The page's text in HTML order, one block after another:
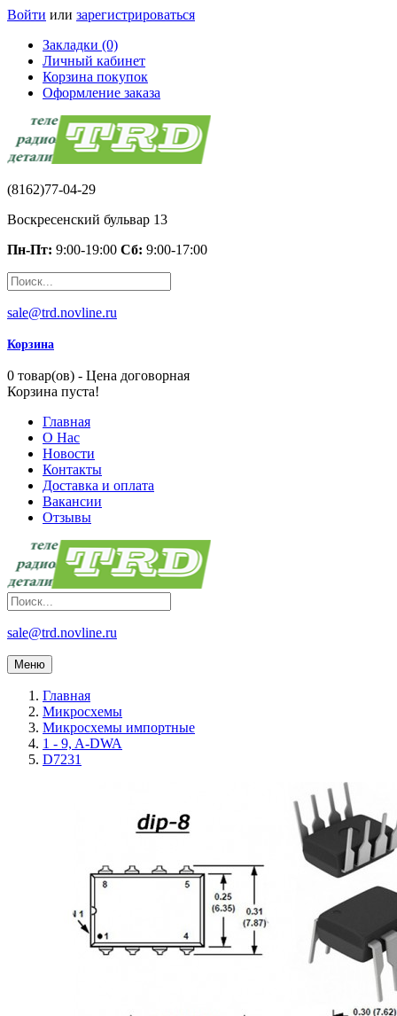
Войти или зарегистрироваться
Закладки (0)
Личный кабинет
Корзина покупок
Оформление заказа
(8162)77-04-29
Воскресенский бульвар 13
Пн-Пт: 9:00-19:00 Сб: 9:00-17:00
sale@trd.novline.ru
Корзина
0 товар(ов) - Цена договорная
Корзина пуста!
Главная
О Нас
Новости
Контакты
Доставка и оплата
Вакансии
Отзывы
sale@trd.novline.ru
Меню
Главная
Микросхемы
Микросхемы импортные
1 - 9, A-DWA
D7231